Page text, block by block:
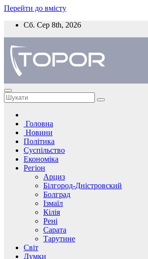
Перейти до вмісту
Сб. Сер 8th, 2026
Головна
Новини
Політика
Суспільство
Економіка
Регіон
Арциз
Білгород-Дністровский
Болград
Ізмаїл
Кілія
Рені
Сарата
Тарутине
Світ
Думки